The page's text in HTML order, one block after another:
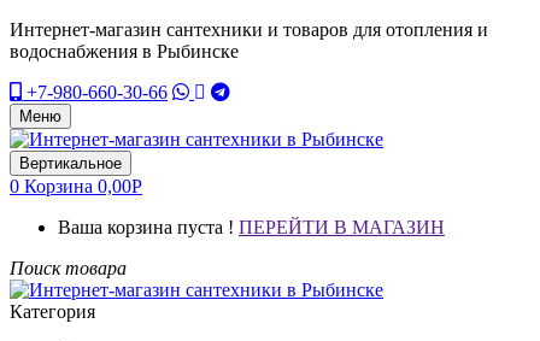
Интернет-магазин сантехники и товаров для отопления и
водоснабжения в Рыбинске
+7-980-660-30-66
Меню
Вертикальное
0 Корзина 0,00Р
Ваша корзина пуста ! ПЕРЕЙТИ В МАГАЗИН
Поиск товара
Категория